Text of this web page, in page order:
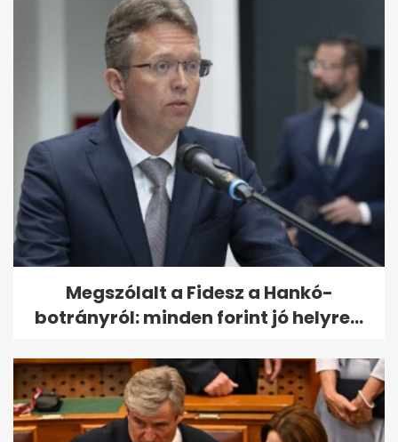
Megszólalt a Fidesz a Hankó-
botrányról: minden forint jó helyre...